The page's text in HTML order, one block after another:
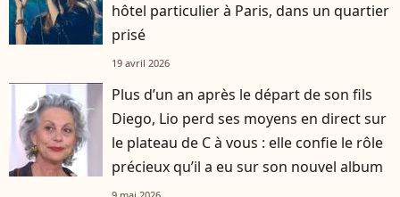
hôtel particulier à Paris, dans un quartier
prisé
19 avril 2026
player2
Plus d’un an après le départ de son fils
Diego, Lio perd ses moyens en direct sur
le plateau de C à vous : elle confie le rôle
précieux qu’il a eu sur son nouvel album